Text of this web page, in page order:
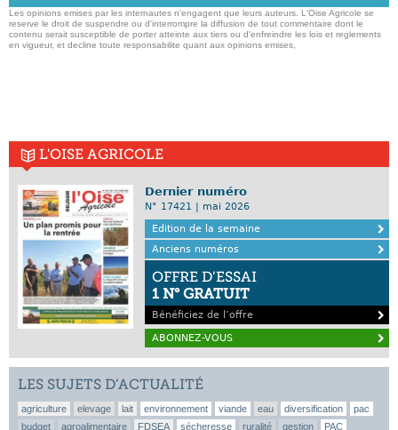
Les opinions emises par les internautes n'engagent que leurs auteurs. L'Oise Agricole se
reserve le droit de suspendre ou d'interrompre la diffusion de tout commentaire dont le
contenu serait susceptible de porter atteinte aux tiers ou d'enfreindre les lois et reglements
en vigueur, et decline toute responsabilite quant aux opinions emises,
L'OISE AGRICOLE
Dernier numéro
N° 17421 | mai 2026
Edition de la semaine
Anciens numéros
OFFRE D’ESSAI
1 N° GRATUIT
Bénéficiez de l’offre
ABONNEZ-VOUS
LES SUJETS D’ACTUALITÉ
agriculture elevage lait environnement viande eau diversification
pac
budget
agroalimentaire FDSEA sécheresse ruralité gestion PAC